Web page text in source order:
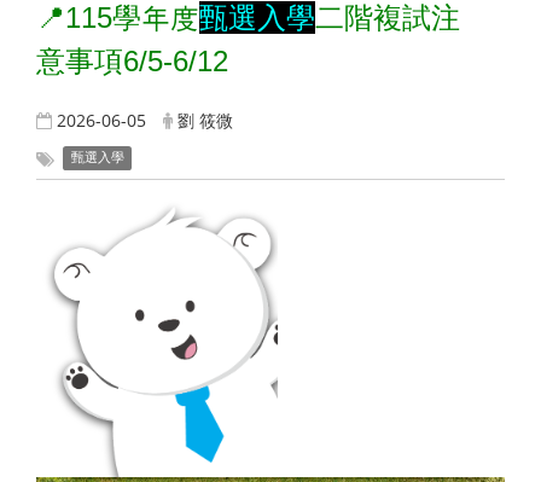
📍115學年度甄選入學二階複試注
意事項6/5-6/12
2026-06-05 劉 筱微
甄選入學